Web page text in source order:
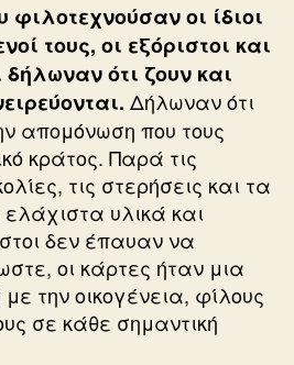
φιλοτεχνούσαν οι ίδιοι
τους, οι εξόριστοι και
ότι ζουν και
Δήλωναν ότι
απομόνωση που τους
κράτος. Παρά τις
τις στερήσεις και τα
υλικά και
δεν έπαυαν να
οι κάρτες ήταν μια
την οικογένεια, φίλους
σε κάθε σημαντική